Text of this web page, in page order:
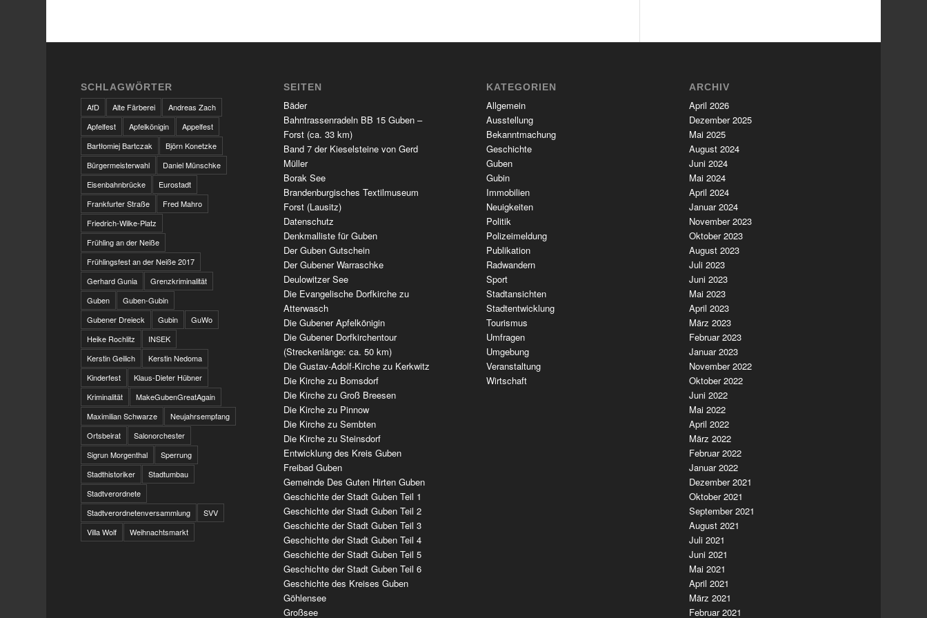
SCHLAGWÖRTER
AfD
Alte Färberei
Andreas Zach
Apfelfest
Apfelkönigin
Appelfest
Bartłomiej Bartczak
Björn Konetzke
Bürgermeisterwahl
Daniel Münschke
Eisenbahnbrücke
Eurostadt
Frankfurter Straße
Fred Mahro
Friedrich-Wilke-Platz
Frühling an der Neiße
Frühlingsfest an der Neiße 2017
Gerhard Gunia
Grenzkriminalität
Guben
Guben-Gubin
Gubener Dreieck
Gubin
GuWo
Heike Rochlitz
INSEK
Kerstin Geilich
Kerstin Nedoma
Kinderfest
Klaus-Dieter Hübner
Kriminalität
MakeGubenGreatAgain
Maximilian Schwarze
Neujahrsempfang
Ortsbeirat
Salonorchester
Sigrun Morgenthal
Sperrung
Stadthistoriker
Stadtumbau
Stadtverordnete
Stadtverordnetenversammlung
SVV
Villa Wolf
Weihnachtsmarkt
SEITEN
Bäder
Bahntrassenradeln BB 15 Guben –
Forst (ca. 33 km)
Band 7 der Kieselsteine von Gerd
Müller
Borak See
Brandenburgisches Textilmuseum
Forst (Lausitz)
Datenschutz
Denkmalliste für Guben
Der Guben Gutschein
Der Gubener Warraschke
Deulowitzer See
Die Evangelische Dorfkirche zu
Atterwasch
Die Gubener Apfelkönigin
Die Gubener Dorfkirchentour
(Streckenlänge: ca. 50 km)
Die Gustav-Adolf-Kirche zu Kerkwitz
Die Kirche zu Bomsdorf
Die Kirche zu Groß Breesen
Die Kirche zu Pinnow
Die Kirche zu Sembten
Die Kirche zu Steinsdorf
Entwicklung des Kreis Guben
Freibad Guben
Gemeinde Des Guten Hirten Guben
Geschichte der Stadt Guben Teil 1
Geschichte der Stadt Guben Teil 2
Geschichte der Stadt Guben Teil 3
Geschichte der Stadt Guben Teil 4
Geschichte der Stadt Guben Teil 5
Geschichte der Stadt Guben Teil 6
Geschichte des Kreises Guben
Göhlensee
Großsee
KATEGORIEN
Allgemein
Ausstellung
Bekanntmachung
Geschichte
Guben
Gubin
Immobilien
Neuigkeiten
Politik
Polizeimeldung
Publikation
Radwandern
Sport
Stadtansichten
Stadtentwicklung
Tourismus
Umfragen
Umgebung
Veranstaltung
Wirtschaft
ARCHIV
April 2026
Dezember 2025
Mai 2025
August 2024
Juni 2024
Mai 2024
April 2024
Januar 2024
November 2023
Oktober 2023
August 2023
Juli 2023
Juni 2023
Mai 2023
April 2023
März 2023
Februar 2023
Januar 2023
November 2022
Oktober 2022
Juni 2022
Mai 2022
April 2022
März 2022
Februar 2022
Januar 2022
Dezember 2021
Oktober 2021
September 2021
August 2021
Juli 2021
Juni 2021
Mai 2021
April 2021
März 2021
Februar 2021